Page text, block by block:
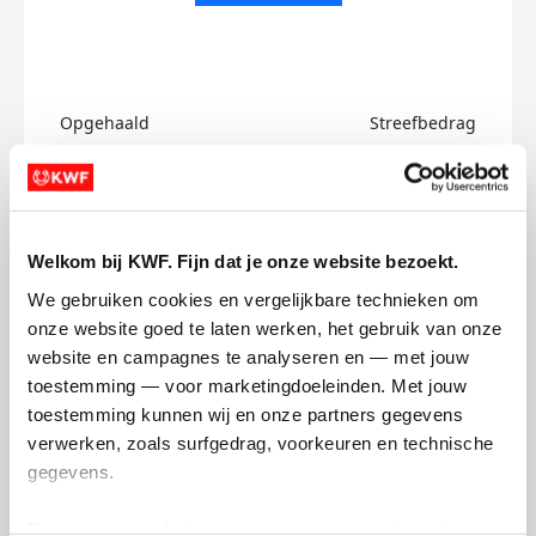
Welkom bij KWF. Fijn dat je onze website bezoekt.
We gebruiken cookies en vergelijkbare technieken om
onze website goed te laten werken, het gebruik van onze
website en campagnes te analyseren en — met jouw
toestemming — voor marketingdoeleinden. Met jouw
toestemming kunnen wij en onze partners gegevens
verwerken, zoals surfgedrag, voorkeuren en technische
gegevens.
Opgehaald Streefbedrag
Ilaiza's badges